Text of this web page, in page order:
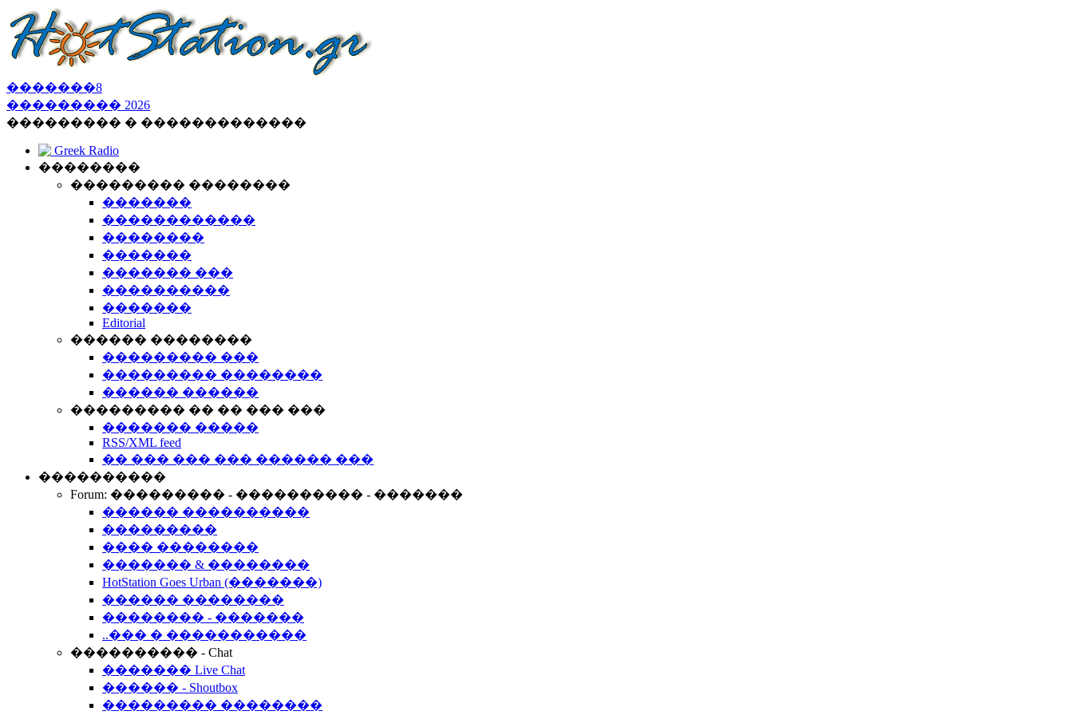
�������8
��������� 2026
��������� � �������������
Greek Radio
��������
��������� ��������
�������
������������
��������
�������
������� ���
����������
�������
Editorial
������ ��������
��������� ���
��������� ��������
������ ������
��������� �� �� ��� ���
������� �����
RSS/XML feed
�� ��� ��� ��� ������ ���
����������
Forum: ��������� - ���������� - �������
������ ����������
���������
���� ��������
������� & ��������
HotStation Goes Urban (�������)
������ ��������
�������� - �������
..��� � �����������
���������� - Chat
������� Live Chat
������ - Shoutbox
��������� ��������